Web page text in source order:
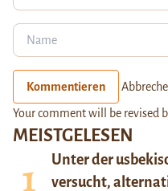
MEISTGELESEN
Unter der
versucht,
Kommentieren
Your comment will be revised